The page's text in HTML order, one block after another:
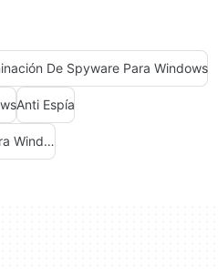
De Spyware Para Windows
Anti Espía
Super Anti Spyware Gratuito Para Windows